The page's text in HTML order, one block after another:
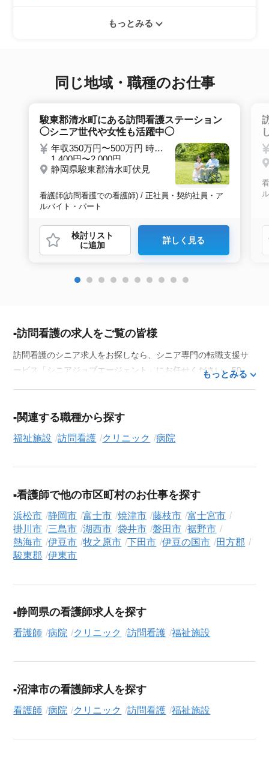
就職実績も多数ありますので年齢に気負いせず
ぜひ紹介依頼へ進んでください。
ーとヒアリングのお時間を頂きます。その後希
もっとみる
同じ地域・職種のお仕事
駿東郡清水町にある訪問看護ステーション
◯シニア世代や女性も活躍中◯
年収350万円〜500万円 時給
1,400円〜2,000円
静岡県駿東郡清水町伏見
看護師(訪問看護での看護師) / 正社員・契約社員・ア
ルバイト・パート
検討リスト
に追加
詳しく見る
訪問看護の求人をご覧の皆様
訪問看護のシニア求人をお探しなら、シニア専門の転職支援サ
ービス「シニアジョブエージェント」にお任せください。50
にサポートします。この求人を含む
だけの非公開求人です。
ご利用の流れ
る」ボタンからご登録ください。シニア専門のキャリアアドバ
イザーが、これまでのご経歴やご希望を丁寧にヒアリングし、
職務経歴書の作成から面接対策、企業との条件交渉まで、転職
活動の全プロセスを無料でサポートいたします。
求人検索について
（正社員、契約社員、アルバイト・パート
たこだわり条件での絞り込み検索も可能です。
この訪問看護の求人にご興味をお持ちの方はもちろん、「まず
ビス（無料）にお申し込みください。
もっとみる
関連する職種から探す
福祉施設 訪問看護 クリニック 病院
看護師で他の市区町村のお仕事を探す
浜松市 静岡市 富士市 焼津市 藤枝市
富士宮市
掛川市
三島市 湖西市 袋井市 磐田市
裾野市
熱海市
伊豆市 牧之原市 下田市 伊豆の国市
田方郡
駿東郡
伊東市
静岡県の看護師求人を探す
看護師 病院 クリニック 訪問看護 福祉施設
沼津市の看護師求人を探す
看護師 病院 クリニック 訪問看護 福祉施設